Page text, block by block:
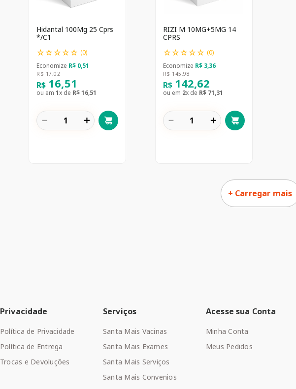
Hidantal 100Mg 25 Cprs
*/C1
☆☆☆☆☆ (0)
Economize R$ 0,51
R$ 17,02
R$ 16,51
ou em 1x de R$16,51
＋
－
RIZI M 10MG+5MG 14
CPRS
☆☆☆☆☆ (0)
Economize R$ 3,36
R$ 145,98
R$ 142,62
ou em 2x de R$ 71,31
＋
－
Privacidade
Política de Privacidade
Política de Entrega
Trocas e Devoluções
Serviços
Santa Mais Vacinas
Santa Mais Exames
Santa Mais Serviços
Santa Mais Convenios
Acesse sua Conta
Minha Conta
Meus Pedidos